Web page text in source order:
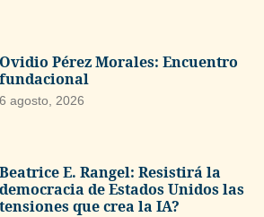
Ovidio Pérez Morales: Encuentro
fundacional
6 agosto, 2026
Beatrice E. Rangel: Resistirá la
democracia de Estados Unidos las
tensiones que crea la IA?